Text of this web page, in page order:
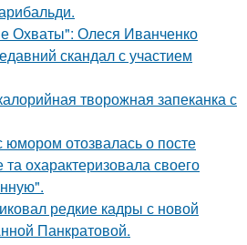
Охваты": Олеся Иванченко
скандал с участием
творожная запеканка с
отозвалась о посте
охарактеризовала своего
редкие кадры с новой
Панкратовой.